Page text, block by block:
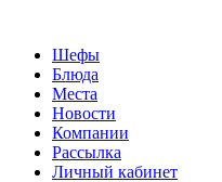
Шефы
Блюда
Места
Новости
Компании
Рассылка
Личный кабинет